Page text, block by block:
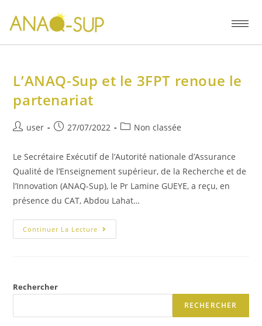
L’ANAQ-Sup et le 3FPT renoue le
partenariat
user 27/07/2022 Non classée
Le Secrétaire Exécutif de l’Autorité nationale d’Assurance
Qualité de l’Enseignement supérieur, de la Recherche et de
l’Innovation (ANAQ-Sup), le Pr Lamine GUEYE, a reçu, en
présence du CAT, Abdou Lahat…
Continuer La Lecture
Rechercher
RECHERCHER